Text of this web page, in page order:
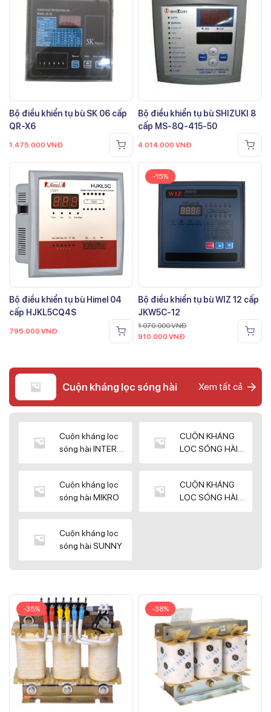
Bộ điều khiển tụ bù SK 06 cấp
QR-X6
1.475.000 VNĐ
Bộ điều khiển tụ bù SHIZUKI 8
cấp MS-8Q-415-50
4.014.000 VNĐ
Bộ điều khiển tụ bù Himel 04
cấp HJKL5CQ4S
795.000 VNĐ
-15%
Bộ điều khiển tụ bù WIZ 12 cấp
JKW5C-12
1.070.000VNĐ
910.000 VNĐ
Cuộn kháng lọc sóng hài Xem tất cả
Cuộn kháng lọc
sóng hài INTER
CUỘN KHÁNG
LỌC SÓNG HÀI
Cuộn kháng lọc
sóng hài MIKRO
CUỘN KHÁNG
LỌC SÓNG HÀI
Cuộn kháng lọc
sóng hài SUNNY
-35% -38%